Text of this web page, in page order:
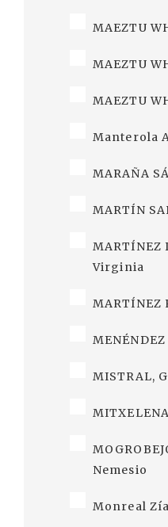
MAEZTU
MAEZTU
MAEZTU
Manterola
MARAÑA
MARTÍN
MARTÍNEZ
Virginia
MARTÍNEZ
MISTRAL,
Nemesio
Monreal